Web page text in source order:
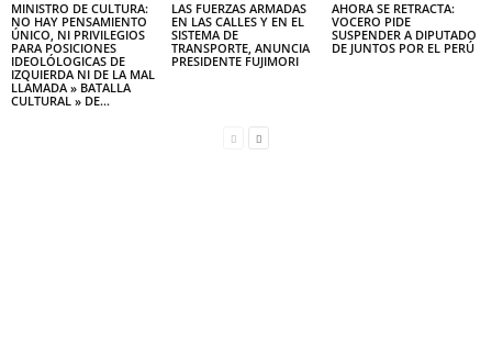
MINISTRO DE CULTURA:
NO HAY PENSAMIENTO
ÚNICO, NI PRIVILEGIOS
PARA POSICIONES
IDEOLÓLOGICAS DE
IZQUIERDA NI DE LA MAL
LLAMADA » BATALLA
CULTURAL » DE...
LAS FUERZAS ARMADAS
EN LAS CALLES Y EN EL
SISTEMA DE
TRANSPORTE, ANUNCIA
PRESIDENTE FUJIMORI
AHORA SE RETRACTA:
VOCERO PIDE
SUSPENDER A DIPUTADO
DE JUNTOS POR EL PERÚ